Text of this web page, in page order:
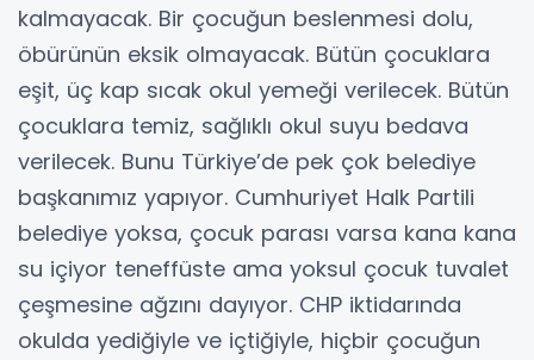
kalmayacak. Bir çocuğun beslenmesi dolu,
öbürünün eksik olmayacak. Bütün çocuklara
eşit, üç kap sıcak okul yemeği verilecek. Bütün
çocuklara temiz, sağlıklı okul suyu bedava
verilecek. Bunu Türkiye’de pek çok belediye
başkanımız yapıyor. Cumhuriyet Halk Partili
belediye yoksa, çocuk parası varsa kana kana
su içiyor teneffüste ama yoksul çocuk tuvalet
çeşmesine ağzını dayıyor. CHP iktidarında
okulda yediğiyle ve içtiğiyle, hiçbir çocuğun